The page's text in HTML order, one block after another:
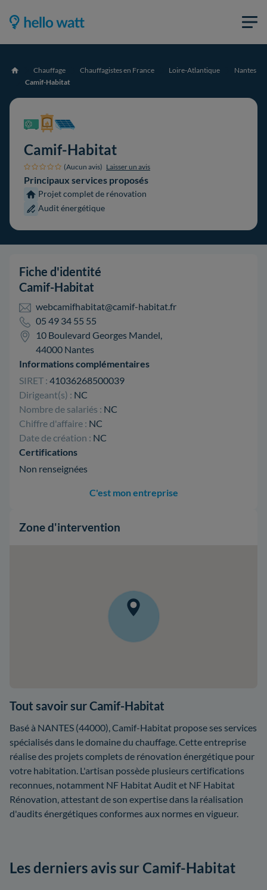
Accueil Chauffage Chauffagistes en France Loire-Atlantique
Nantes
Camif-Habitat
Camif-Habitat
(Aucun avis) Laisser un avis
Principaux services proposés
Projet complet de rénovation
Audit énergétique
Fiche d'identité
Camif-Habitat
webcamifhabitat@camif-habitat.fr
05 49 34 55 55
10 Boulevard Georges Mandel,
44000 Nantes
Informations complémentaires
SIRET : 41036268500039
Dirigeant(s) : NC
Nombre de salariés : NC
Chiffre d'affaire : NC
Date de création : NC
Certifications
Non renseignées
C'est mon entreprise
Zone d'intervention
Tout savoir sur Camif-Habitat
Basé à NANTES (44000), Camif-Habitat propose ses services
spécialisés dans le domaine du chauffage. Cette entreprise
réalise des projets complets de rénovation énergétique pour
votre habitation. L'artisan possède plusieurs certifications
reconnues, notamment NF Habitat Audit et NF Habitat
Rénovation, attestant de son expertise dans la réalisation
d'audits énergétiques conformes aux normes en vigueur.
Les derniers avis sur Camif-Habitat